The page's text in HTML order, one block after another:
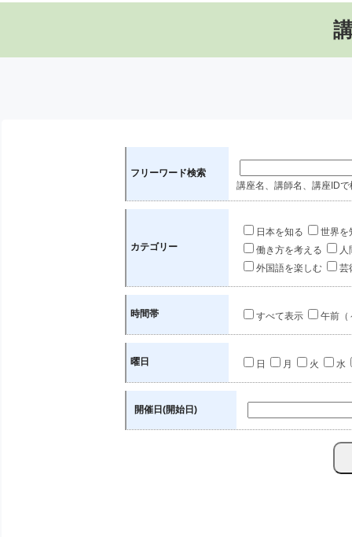
フリーワード検索
講座名、講師名、講座IDで
カテゴリー
日本を知る
世界を
働き方を考える
人
外国語を楽しむ
芸
時間帯 すべて表示 午前（
曜日 日 月 火 水
開催日(開始日)